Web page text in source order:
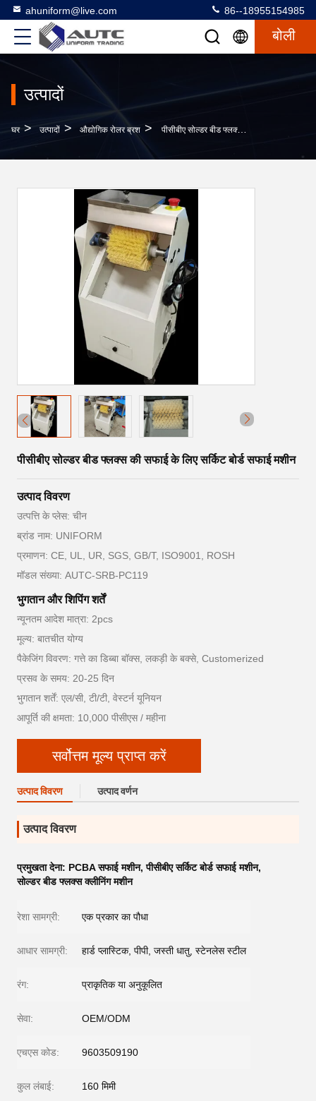
ahuniform@live.com 86--18955154985
बोली
उत्पादों
घर > उत्पादों > औद्योगिक रोलर ब्रश > पीसीबीए सोल्डर बीड फ्लक्स की सफाई के लिए सर्किट बोर्ड सफाई मशीन
पीसीबीए सोल्डर बीड फ्लक्स की सफाई के लिए सर्किट बोर्ड सफाई मशीन
उत्पाद विवरण
उत्पत्ति के प्लेस: चीन
ब्रांड नाम: UNIFORM
प्रमाणन: CE, UL, UR, SGS, GB/T, ISO9001, ROSH
मॉडल संख्या: AUTC-SRB-PC119
भुगतान और शिपिंग शर्तें
न्यूनतम आदेश मात्रा: 2pcs
मूल्य: बातचीत योग्य
पैकेजिंग विवरण: गत्ते का डिब्बा बॉक्स, लकड़ी के बक्से, Customerized
प्रसव के समय: 20-25 दिन
भुगतान शर्तें: एल/सी, टी/टी, वेस्टर्न यूनियन
आपूर्ति की क्षमता: 10,000 पीसीएस / महीना
सर्वोत्तम मूल्य प्राप्त करें
उत्पाद विवरण उत्पाद वर्णन
उत्पाद विवरण
प्रमुखता देना: PCBA सफाई मशीन,पीसीबीए सर्किट बोर्ड सफाई मशीन,
सोल्डर बीड फ्लक्स क्लीनिंग मशीन
रेशा सामग्री: एक प्रकार का पौधा
आधार सामग्री: हार्ड प्लास्टिक, पीपी, जस्ती धातु, स्टेनलेस स्टील
रंग: प्राकृतिक या अनुकूलित
सेवा: OEM/ODM
एचएस कोड: 9603509190
कुल लंबाई: 160 मिमी